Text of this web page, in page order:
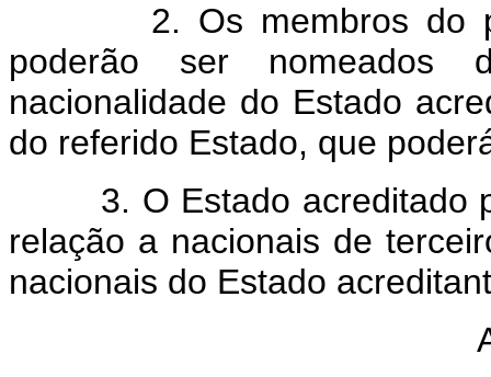
2. Os membros do
poderão ser nomeados
nacionalidade do Estado
do referido Estado, que
3. O Estado acreditado
relação a nacionais de
nacionais do Estado